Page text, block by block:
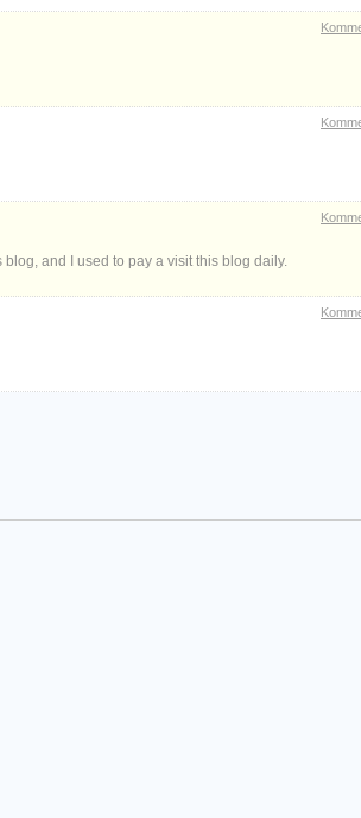
and I used to pay a visit this blog daily.